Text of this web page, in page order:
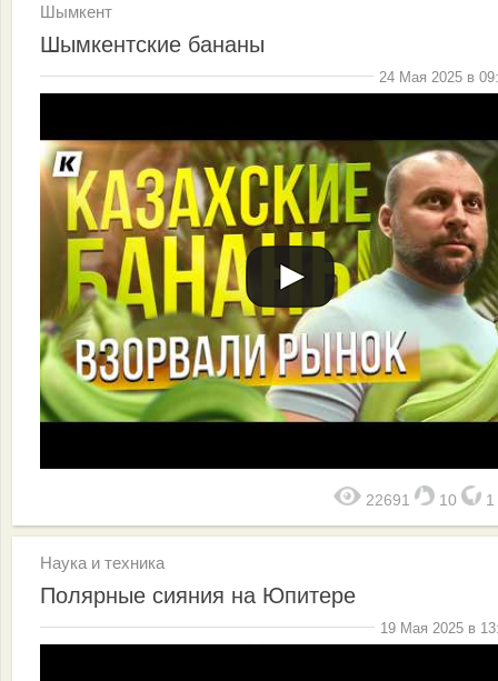
Шымкент
Шымкентские бананы
24 Мая 2025 в
22691 10 1
Наука и техника
Полярные сияния на Юпитере
19 Мая 2025 в